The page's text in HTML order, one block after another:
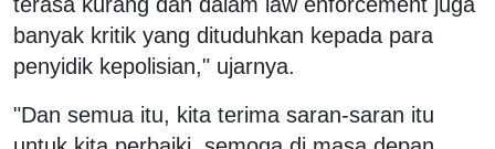
banyak kritik yang dituduhkan kepada para
penyidik kepolisian," ujarnya.
"Dan semua itu, kita terima saran-saran itu